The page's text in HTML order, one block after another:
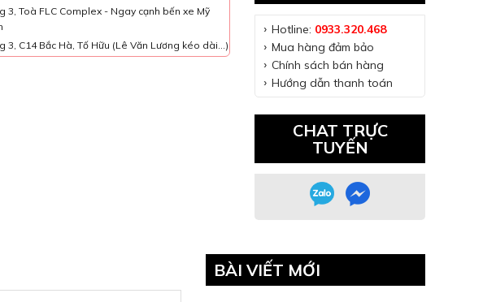
3, Toà FLC Complex - Ngay cạnh bến xe Mỹ
3, C14 Bắc Hà, Tố Hữu (Lê Văn Lương kéo dài...)
Hotline: 0933.320.468
Mua hàng đảm bảo
Chính sách bán hàng
Hướng dẫn thanh toán
CHAT TRỰC
TUYẾN
BÀI VIẾT MỚI